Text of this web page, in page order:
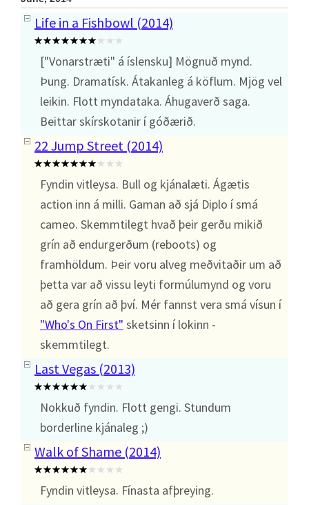
Life in a Fishbowl (2014)
["Vonarstræti" á íslensku] Mögnuð mynd.
Þung. Dramatísk. Átakanleg á köflum. Mjög vel
leikin. Flott myndataka. Áhugaverð saga.
Beittar skírskotanir í góðærið.
22 Jump Street (2014)
Fyndin vitleysa. Bull og kjánalæti. Ágætis
action inn á milli. Gaman að sjá Diplo í smá
cameo. Skemmtilegt hvað þeir gerðu mikið
grín að endurgerðum (reboots) og
framhöldum. Þeir voru alveg meðvitaðir um að
þetta var að vissu leyti formúlumynd og voru
að gera grín að því. Mér fannst vera smá vísun í
"Who's On First" sketsinn í lokinn -
skemmtilegt.
Last Vegas (2013)
Nokkuð fyndin. Flott gengi. Stundum
borderline kjánaleg ;)
Walk of Shame (2014)
Fyndin vitleysa. Fínasta afþreying.